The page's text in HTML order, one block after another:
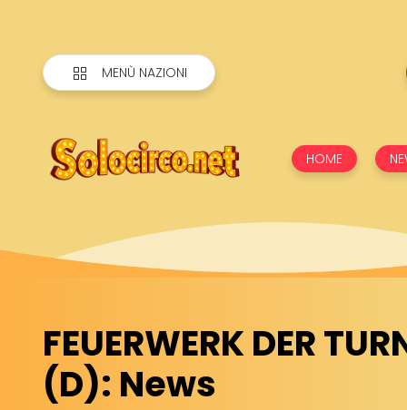
MENÙ NAZIONI
HOME
FEUERWERK DER
(D): News